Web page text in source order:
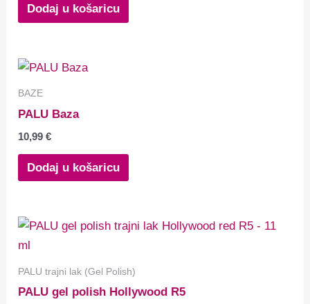
Dodaj u košaricu
BAZE
PALU Baza
10,99€
Dodaj u košaricu
PALU trajni lak (Gel Polish)
PALU gel polish Hollywood R5